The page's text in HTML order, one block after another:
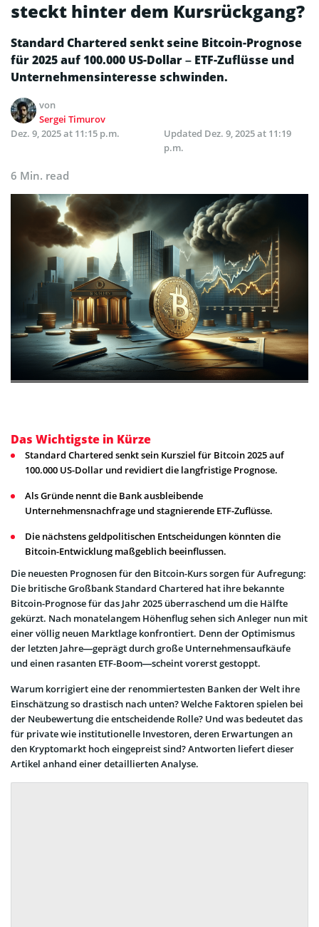
steckt hinter dem Kursrückgang?
Standard Chartered senkt seine Bitcoin-Prognose
für 2025 auf 100.000 US-Dollar – ETF-Zuflüsse und
Unternehmensinteresse schwinden.
von
Sergei Timurov
Dez. 9, 2025 at 11:15 p.m.
Updated Dez. 9, 2025 at 11:19
p.m.
6 Min. read
Das Wichtigste in Kürze
Standard Chartered senkt sein Kursziel für Bitcoin 2025 auf
100.000 US-Dollar und revidiert die langfristige Prognose.
Als Gründe nennt die Bank ausbleibende
Unternehmensnachfrage und stagnierende ETF-Zuflüsse.
Die nächstens geldpolitischen Entscheidungen könnten die
Bitcoin-Entwicklung maßgeblich beeinflussen.
Die neuesten Prognosen für den Bitcoin-Kurs sorgen für Aufregung:
Die britische Großbank Standard Chartered hat ihre bekannte
Bitcoin-Prognose für das Jahr 2025 überraschend um die Hälfte
gekürzt. Nach monatelangem Höhenflug sehen sich Anleger nun mit
einer völlig neuen Marktlage konfrontiert. Denn der Optimismus
der letzten Jahre—geprägt durch große Unternehmensaufkäufe
und einen rasanten ETF-Boom—scheint vorerst gestoppt.
Warum korrigiert eine der renommiertesten Banken der Welt ihre
Einschätzung so drastisch nach unten? Welche Faktoren spielen bei
der Neubewertung die entscheidende Rolle? Und was bedeutet das
für private wie institutionelle Investoren, deren Erwartungen an
den Kryptomarkt hoch eingepreist sind? Antworten liefert dieser
Artikel anhand einer detaillierten Analyse.